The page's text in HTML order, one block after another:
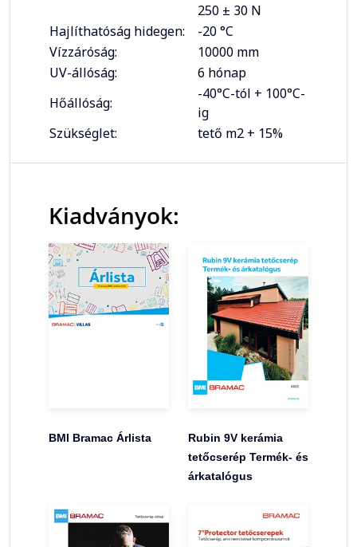
250 ± 30 N
Hajlíthatóság hidegen:
-20 °C
Vízzáróság:
10000 mm
UV-állóság:
6 hónap
Hőállóság:
-40°C-tól + 100°C-
ig
Szükséglet:
tető m2 + 15%
Kiadványok:
BMI Bramac Árlista
Rubin 9V kerámia
tetőcserép Termék- és
árkatalógus